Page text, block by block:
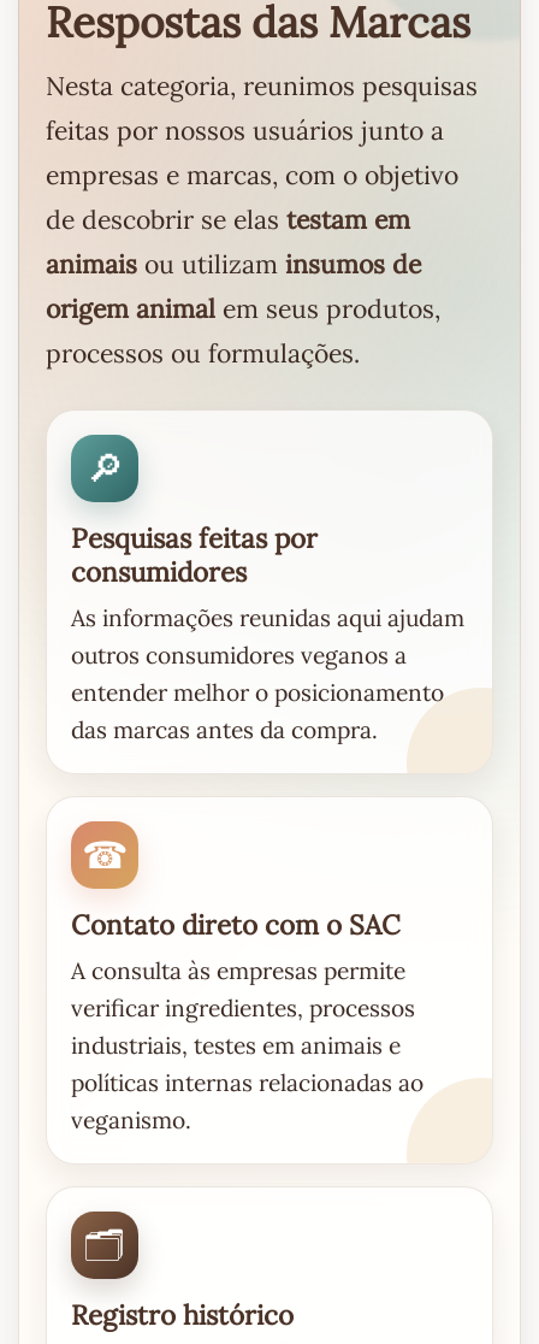
Respostas das Marcas
Nesta categoria, reunimos pesquisas
feitas por nossos usuários junto a
empresas e marcas, com o objetivo
de descobrir se elas testam em
animais ou utilizam insumos de
origem animal em seus produtos,
processos ou formulações.
🔎
Pesquisas feitas por
consumidores
As informações reunidas aqui ajudam
outros consumidores veganos a
entender melhor o posicionamento
das marcas antes da compra.
☎
Contato direto com o SAC
A consulta às empresas permite
verificar ingredientes, processos
industriais, testes em animais e
políticas internas relacionadas ao
veganismo.
🗂
Registro histórico